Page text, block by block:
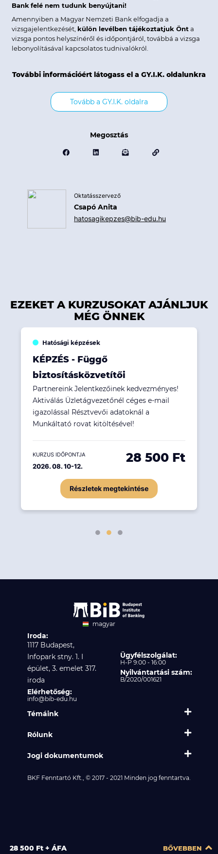
Bank felé nem tudunk benyújtani!
Amennyiben a Magyar Nemzeti Bank elfogadja a
vizsgajelentkezését, külön levélben tájékoztatjuk Önt a
vizsga pontos helyszínéről és időpontjáról, továbbá a vizsga
lebonyolításával kapcsolatos tudnivalókról.
További információért látogass el a GY.I.K. oldalunkra
Tovább a GY.I.K. oldalra
Megosztás
Oktatásszervező
Csapó Anita
hatosagikepzes@bib-edu.hu
28 500 Ft + ÁFA BŐVEBBEN
EZEKET A KURZUSOKAT AJÁNLJUK
MÉG ÖNNEK
Hatósági képzések
KÉPZÉS - Függő
biztosításközvetítői
Partnereink Jelentkezőinek kedvezményes!
Aktiválás Üzletágvezetőnél céges e-mail
igazolással Résztvevői adatoknál a
Munkáltató rovat kitöltésével!
KURZUS IDŐPONTJA
2026. 08. 10-12.
28 500 Ft
Részletek megtekintése
magyar
Iroda:
1117 Budapest,
Infopark stny. 1. I
épület, 3. emelet 317.
iroda
Elérhetőség:
info@bib-edu.hu
Ügyfélszolgálat:
H-P 9:00 - 16:00
Nyilvántartási szám:
B/2020/001621
Témáink
Rólunk
Jogi dokumentumok
BKF Fenntartó Kft., © 2017 - 2021 Minden jog fenntartva.